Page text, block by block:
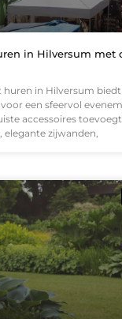
in Hilversum met
huren in Hilversum
een sfeervol
accessoires
elegante zijwanden,